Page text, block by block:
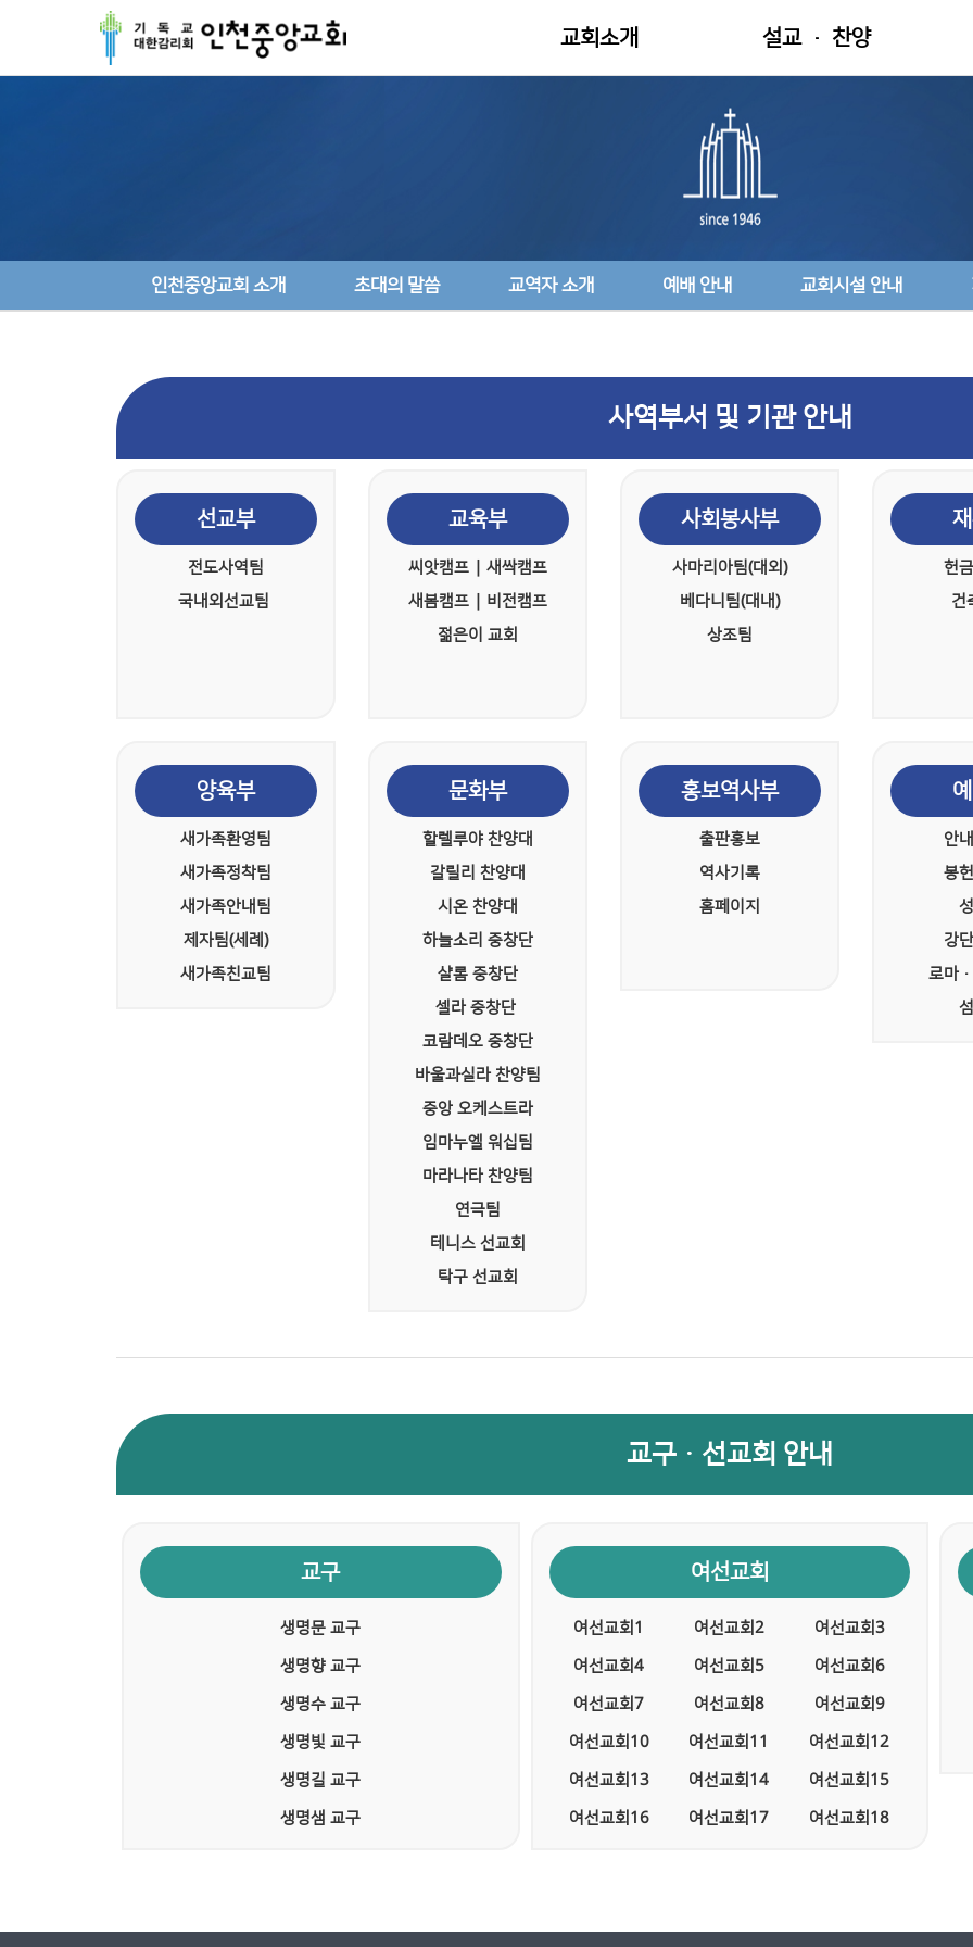
교회소개 설교 · 찬양
교회시설 안내
기관 · 선교회 안내
봉헌특송
인천중앙교회 소개 초대의 말씀 교역자 소개 예배 안내 교회시설 안내
사역부서 및 기관 안내
선교부
전도사역팀
국내외선교팀
교육부
씨앗캠프 | 새싹캠프
새봄캠프 | 비전캠프
젊은이 교회
사회봉사부
사마리아팀(대외)
베다니팀(대내)
상조팀
헌
건
양육부
새가족환영팀
새가족정착팀
새가족안내팀
제자팀(세례)
새가족친교팀
문화부
할렐루야 찬양대
갈릴리 찬양대
시온 찬양대
하늘소리 중창단
샬롬 중창단
셀라 중창단
코람데오 중창단
바울과실라 찬양팀
중앙 오케스트라
임마누엘 워십팀
마라나타 찬양팀
연극팀
테니스 선교회
탁구 선교회
홍보역사부
출판홍보
역사기록
홈페이지
안
봉
강
로마
교구ㆍ선교회 안내
교구
생명문 교구
생명향 교구
생명수 교구
생명빛 교구
생명길 교구
생명샘 교구
여선교회
여선교회1 여선교회2 여선교회3
여선교회4 여선교회5 여선교회6
여선교회7 여선교회8 여선교회9
여선교회10 여선교회11 여선교회12
여선교회13 여선교회14 여선교회15
여선교회16 여선교회17 여선교회18